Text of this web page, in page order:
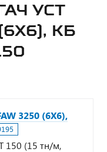
УСТ
КБ
3250 (6Х6),
150 (15 тн/м,